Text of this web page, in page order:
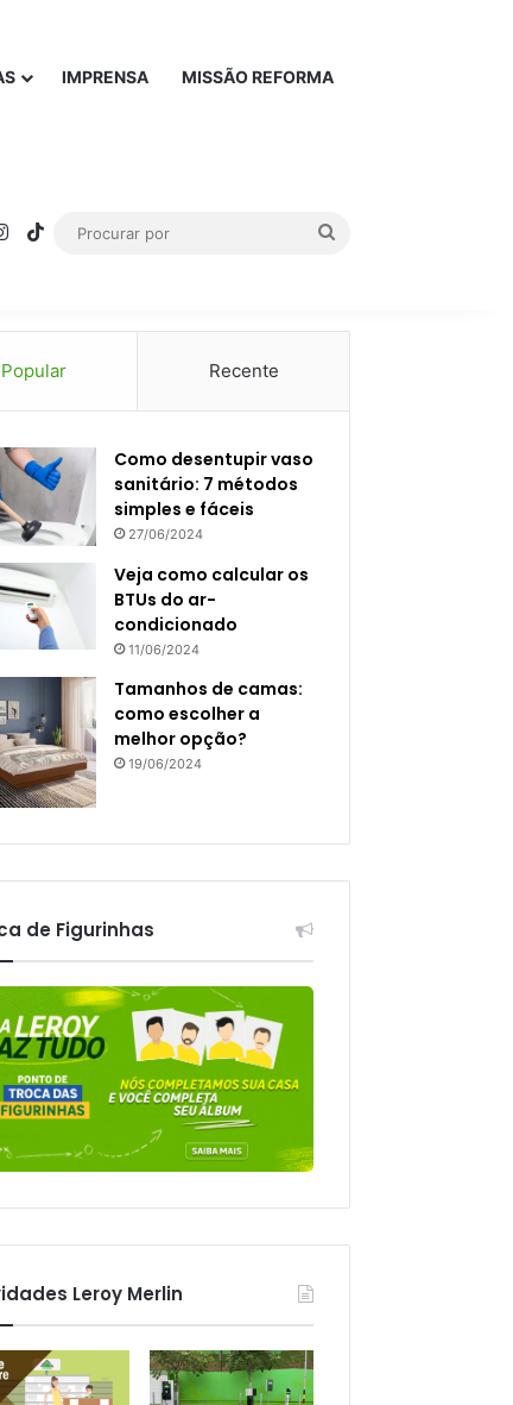
IMPRENSA MISSÃO REFORMA
Instagram
TikTok
Popular Recente
Como desentupir vaso
sanitário: 7 métodos
simples e fáceis
27/06/2024
Veja como calcular os
BTUs do ar-
condicionado
11/06/2024
Tamanhos de camas:
como escolher a
melhor opção?
19/06/2024
de Figurinhas
Leroy Merlin